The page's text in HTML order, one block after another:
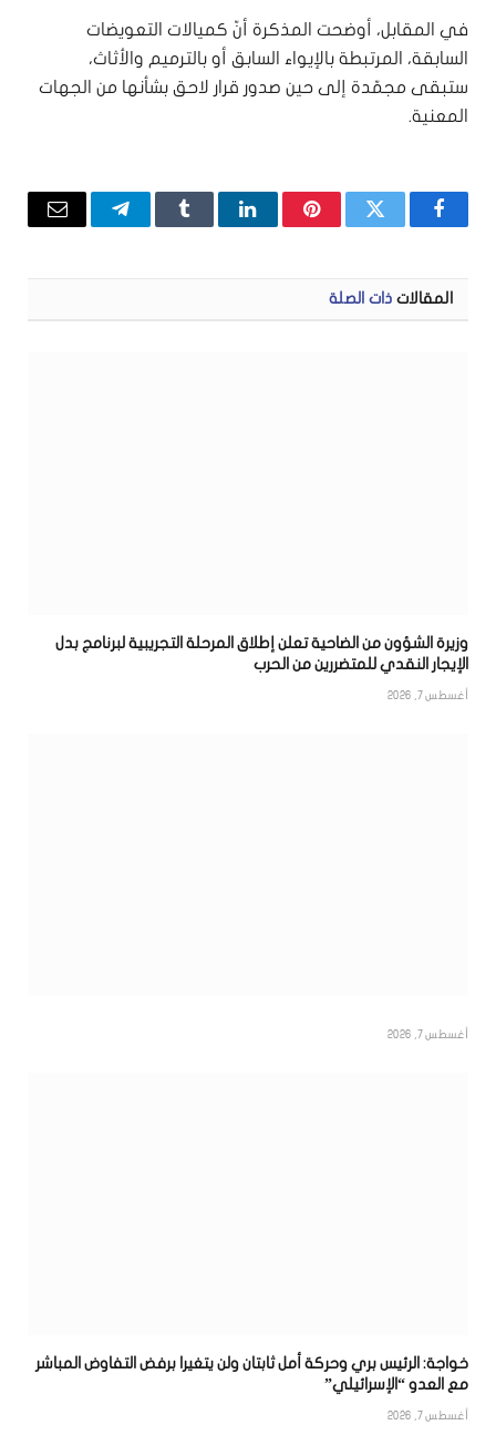
في المقابل، أوضحت المذكرة أنّ كميالات التعويضات
السابقة، المرتبطة بالإيواء السابق أو بالترميم والأثاث،
ستبقى مجمّدة إلى حين صدور قرار لاحق بشأنها من الجهات
المعنية.
فيسبوكتويتر بينتيريستلينكدإنTumblrتيلقرامالبريد
المقالات ذات الصلة
وزيرة الشؤون من الضاحية تعلن إطلاق المرحلة التجريبية لبرنامج بدل
الإيجار النقدي للمتضررين من الحرب
أغسطس 7, 2026
أغسطس 7, 2026
خواجة: الرئيس بري وحركة أمل ثابتان ولن يتغيرا برفض التفاوض المباشر
مع العدو “الإسرائيلي”
أغسطس 7, 2026